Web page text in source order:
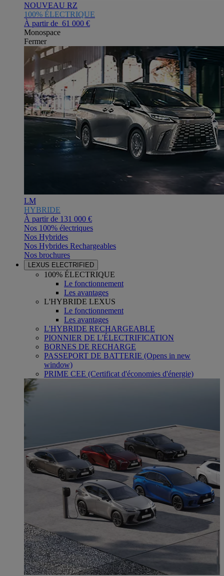
NOUVEAU RZ
100% ÉLECTRIQUE
À partir de 61 000 €
Monospace
Fermer
LM
HYBRIDE
À partir de 131 000 €
Nos 100% électriques
Nos Hybrides
Nos Hybrides Rechargeables
Nos brochures
LEXUS ELECTRIFIED
100% ÉLECTRIQUE
Le fonctionnement
Les avantages
L'HYBRIDE LEXUS
Le fonctionnement
Les avantages
L'HYBRIDE RECHARGEABLE
PIONNIER DE L'ÉLECTRIFICATION
BORNES DE RECHARGE
PASSEPORT DE BATTERIE (Opens in new
window)
PRIME CEE (Certificat d'économies d'énergie)